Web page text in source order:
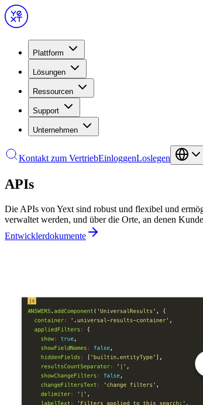
Plattform
Lösungen
Ressourcen
Support
Unternehmen
Kontakt zum VertriebEinloggenLoslegen
APIs
Die APIs von Yext sind robust und flexibel und
verwaltet werden, und über die Orte, an denen
Entwicklerdokumente